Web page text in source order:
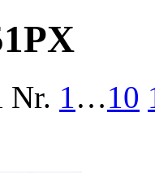
Nr. 1…10